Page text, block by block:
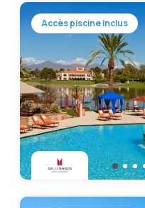
Accès piscine inclus